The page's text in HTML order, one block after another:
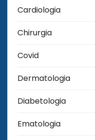
Cardiologia
Chirurgia
Covid
Dermatologia
Diabetologia
Ematologia